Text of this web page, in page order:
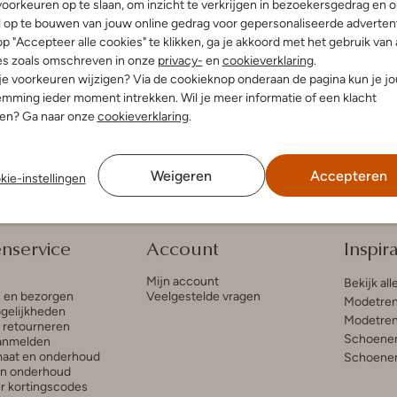
op te slaan, om inzicht te verkrijgen in bezoekersgedrag en
op te bouwen van jouw online gedrag voor gepersonaliseerde
"Accepteer alle cookies" te klikken, ga je akkoord met het gebruik van
zoals omschreven in onze privacy- en cookieverklaring.
voorkeuren wijzigen? Via de cookieknop onderaan de pagina kun je
ieder moment intrekken. Wil je meer informatie of een klacht
Ga naar onzecookieverklaring.
instellingen Weigeren Accepteren
39,99
Liewood
Lage sneakers
€ 59,95 € 29,99
+ meer kleuren
en bezorgen
retourneren
en onderhoud
onderhoud
kortingscodes
Account
Mijn account
Veelgestelde vragen
Bekijk